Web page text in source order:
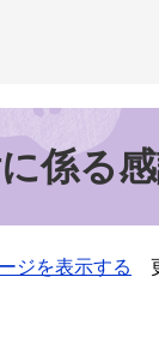
係る
ジを表示する